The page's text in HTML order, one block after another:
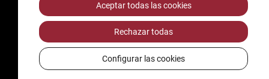
AccessibilidadAviso legal y Política de Privacidad
Política de cookies
Créditos
Aceptar todas las cookies
Rechazar todas
Configurar las cookies